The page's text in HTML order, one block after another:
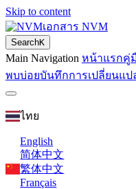
Skip to content
เอกสาร NVM
SearchK
Main Navigation หน้าแรกคู่
พบบ่อยบันทึกการเปลี่ยนแป
ไทย
English
简体中文
繁体中文
Français